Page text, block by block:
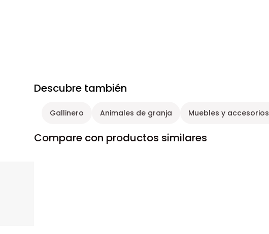
Descubre también
Gallinero Animales de granja Muebles y
Compare con productos similares